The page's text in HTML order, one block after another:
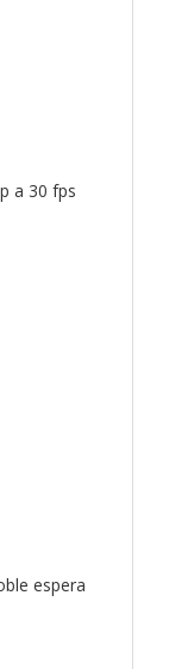
a 30 fps
espera